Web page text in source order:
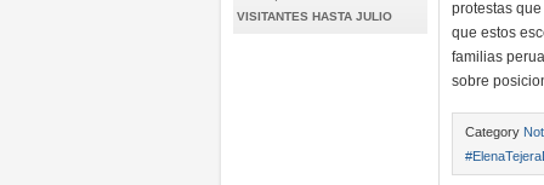
VISITANTES HASTA JULIO
protestas
que estos
familias
sobre
Category